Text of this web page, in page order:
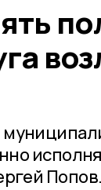
Попов.